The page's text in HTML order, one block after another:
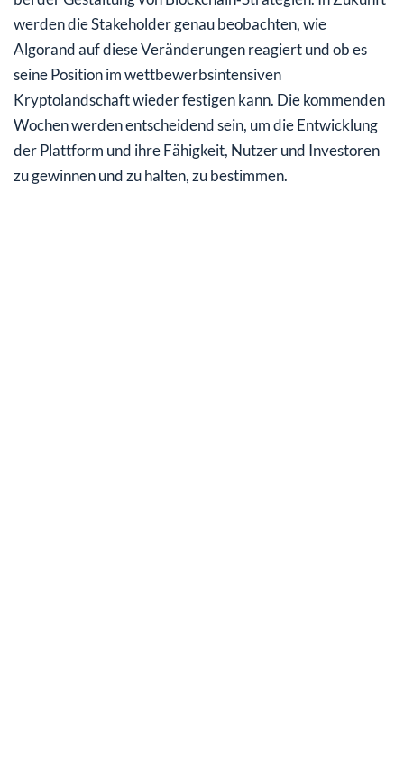
werden die Stakeholder genau beobachten, wie
Algorand auf diese Veränderungen reagiert und ob es
seine Position im wettbewerbsintensiven
Kryptolandschaft wieder festigen kann. Die kommenden
Wochen werden entscheidend sein, um die Entwicklung
der Plattform und ihre Fähigkeit, Nutzer und Investoren
zu gewinnen und zu halten, zu bestimmen.